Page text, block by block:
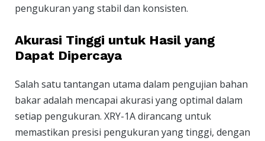
pengukuran yang stabil dan konsisten.
Akurasi Tinggi untuk Hasil yang
Dapat Dipercaya
Salah satu tantangan utama dalam pengujian bahan
bakar adalah mencapai akurasi yang optimal dalam
setiap pengukuran. XRY-1A dirancang untuk
memastikan presisi pengukuran yang tinggi, dengan